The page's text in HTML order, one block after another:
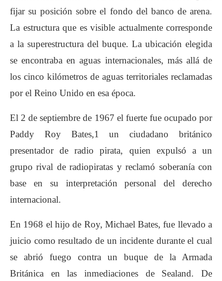
fijar su posición sobre el fondo del banco de arena.
La estructura que es visible actualmente corresponde
a la superestructura del buque. La ubicación elegida
se encontraba en aguas internacionales, más allá de
los cinco kilómetros de aguas territoriales reclamadas
por el Reino Unido en esa época.
El 2 de septiembre de 1967 el fuerte fue ocupado por
Paddy Roy Bates,1​ un ciudadano británico
presentador de radio pirata, quien expulsó a un
grupo rival de radiopiratas y reclamó soberanía con
base en su interpretación personal del derecho
internacional.
En 1968 el hijo de Roy, Michael Bates, fue llevado a
juicio como resultado de un incidente durante el cual
se abrió fuego contra un buque de la Armada
Británica en las inmediaciones de Sealand. De